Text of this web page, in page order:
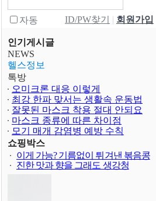
자동 ID/PW찾기 | 회원가입
인기게시글
NEWS
헬스정보
톡방
드디어 김건희 등판
찐남매 인증한 악동
아직도 외국인 승차거부하나요?
이분들 역시 국가대표
양궁은 역시~국가대표되는게 메달
보다 어렵..
쇼핑박스
이게 가능? 기름없이 튀겨낸 볶음콩
진한 맛과 향을 그래도 생강청